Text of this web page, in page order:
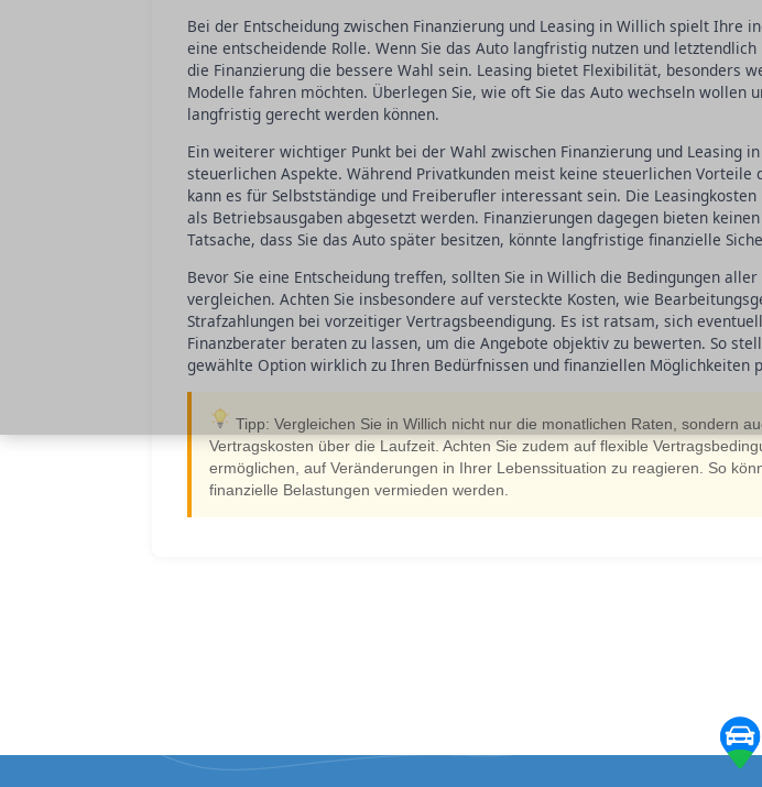
Bei der Entscheidung zwischen Finanzierung und Leasing in Willich spielt Ihre
eine entscheidende Rolle. Wenn Sie das Auto langfristig nutzen und
die Finanzierung die bessere Wahl sein. Leasing bietet Flexibilität, besonders
Modelle fahren möchten. Überlegen Sie, wie oft Sie das Auto wechseln wollen
langfristig gerecht werden können.
Ein weiterer wichtiger Punkt bei der Wahl zwischen Finanzierung und Leasing
steuerlichen Aspekte. Während Privatkunden meist keine steuerlichen Vorteile
kann es für Selbstständige und Freiberufler interessant sein. Die
als Betriebsausgaben abgesetzt werden. Finanzierungen dagegen bieten
Tatsache, dass Sie das Auto später besitzen, könnte langfristige finanzielle
Bevor Sie eine Entscheidung treffen, sollten Sie in Willich die Bedingungen
vergleichen. Achten Sie insbesondere auf versteckte Kosten, wie
Strafzahlungen bei vorzeitiger Vertragsbeendigung. Es ist ratsam, sich
Finanzberater beraten zu lassen, um die Angebote objektiv zu bewerten. So
gewählte Option wirklich zu Ihren Bedürfnissen und finanziellen Möglichkeiten
Tipp: Vergleichen Sie in Willich nicht nur die monatlichen Raten, sondern
Vertragskosten über die Laufzeit. Achten Sie zudem auf flexible
ermöglichen, auf Veränderungen in Ihrer Lebenssituation zu reagieren. So
finanzielle Belastungen vermieden werden.